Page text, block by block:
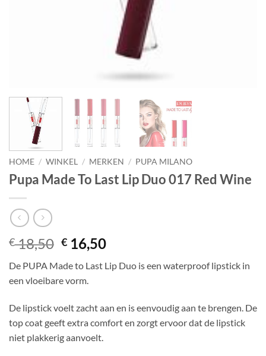
HOME / WINKEL / MERKEN / PUPA MILANO
Pupa Made To Last Lip Duo 017 Red Wine
€18,50 Oorspronkelijke
prijs
was:
€ 18,50.
€ 16,50Huidige
is:
De PUPA Made to Last Lip Duo is een waterproof lipstick in
een vloeibare vorm.
De lipstick voelt zacht aan en is eenvoudig aan te brengen. De
top coat geeft extra comfort en zorgt ervoor dat de lipstick
niet plakkerig aanvoelt.